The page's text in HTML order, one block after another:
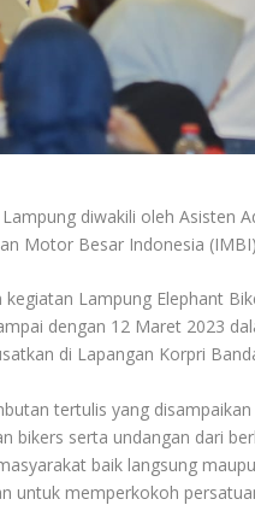
diwakili oleh Asisten
Motor Besar Indonesia
Lampung Elephant
dengan 12 Maret 2023
di Lapangan Korpri
tertulis yang
bikers serta undangan dari
baik langsung
untuk memperkokoh